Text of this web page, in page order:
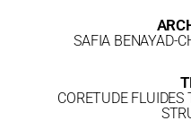
SAFIA BENAYAD-
CORETUDE